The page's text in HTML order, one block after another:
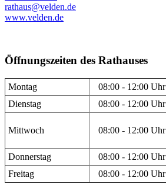
rathaus@velden.de
www.velden.de
Öffnungszeiten des Rathauses
Montag 08:00 - 12:00 Uhr
Dienstag
08:00 - 12:00 Uhr
Mittwoch 08:00 - 12:00 Uhr
Donnerstag 08:00 - 12:00 Uhr
Freitag
08:00 - 12:00 Uhr